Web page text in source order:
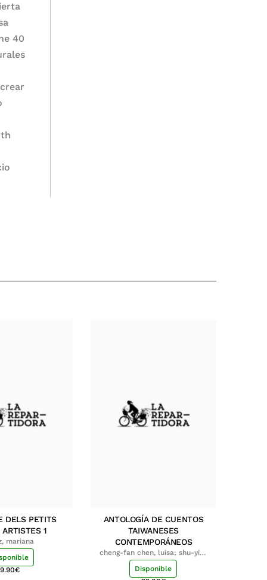
40
DELS PETITS
ARTISTES 1
mariana
9.90€
ANTOLOGÍA DE CUENTOS
TAIWANESES
CONTEMPORÁNEOS
cheng-fan chen, luisa; shu-ying
chang, luisa
Disponible